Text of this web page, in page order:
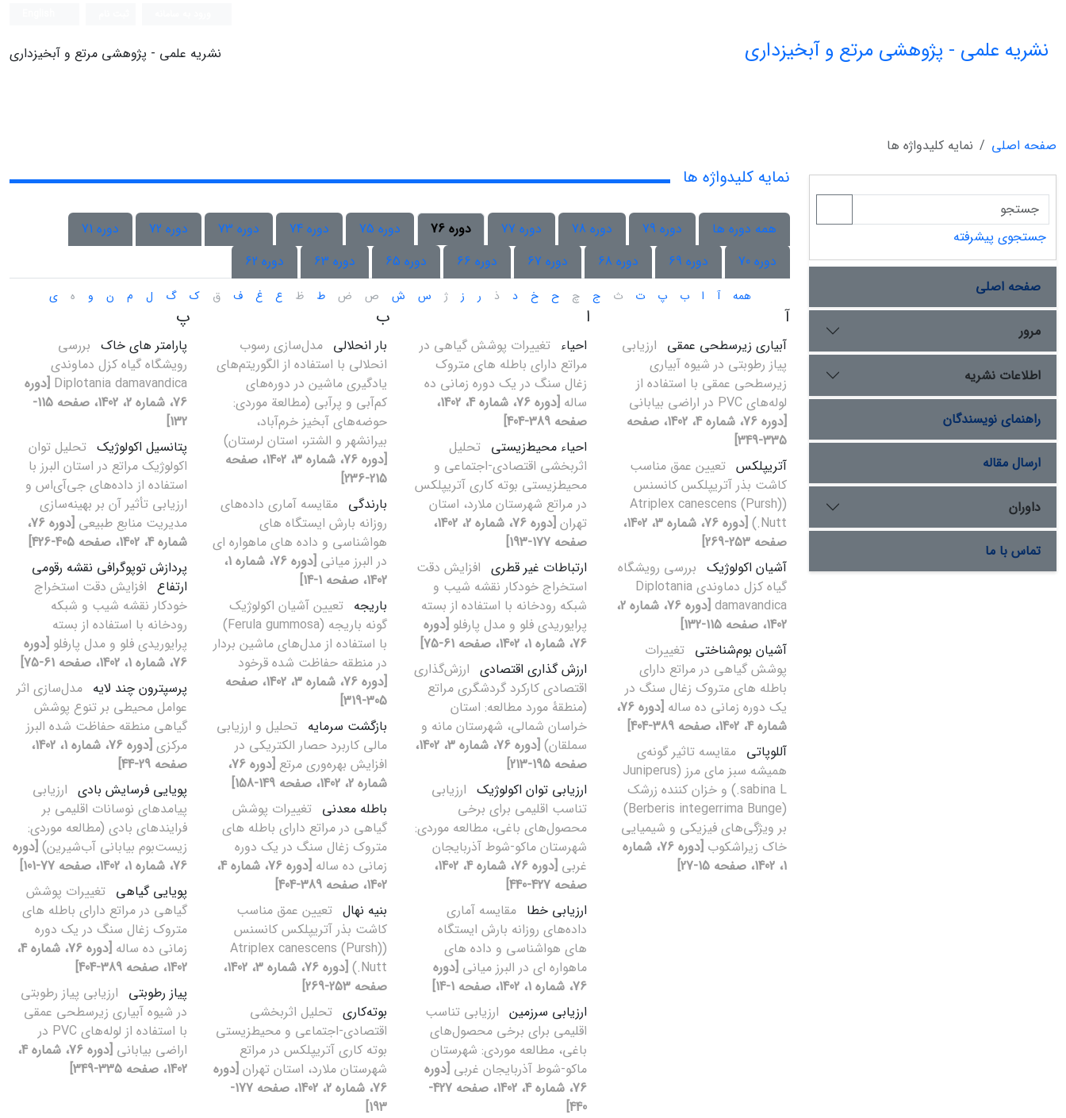
نشریه علمی - پژوهشی مرتع و آبخیزداری نشریه علمی - پژوهشی مرتع و آبخیزداری
صفحه اصلی نمایه کلیدواژه ها
جستجوی پیشرفته
صفحه اصلی
مرور
اطلاعات نشریه
راهنمای نویسندگان
ارسال مقاله
داوران
تماس با ما
نمایه کلیدواژه ها
همه دوره ها دوره 79 دوره 78 دوره 77 دوره 76 دوره 75 دوره 74 دوره 73 دوره 72
دوره 71
دوره 70
دوره 69 دوره 68 دوره 67 دوره 66 دوره 65 دوره 63 دوره 62
همه آ ا ب پ ت ث ج چ ح خ د ذ ر ز ژ س ش ص ض ط ظ ع غ ف ق ک گ ل م ن و ه ی
آ
آبیاری زیرسطحی عمقی ارزیابی
پیاز رطوبتی در شیوه آبیاری
زیرسطحی عمقی با استفاده از
لوله‌های PVC در اراضی بیابانی
[دوره 76، شماره 4، 1402، صفحه
335-349]
آتریپلکس تعیین عمق مناسب
کاشت بذر آتریپلکس کانسنس
(Atriplex canescens (Pursh)
Nutt.)
[دوره 76، شماره 3، 1402،
صفحه 253-269]
آشیان اکولوژیک بررسی رویشگاه
گیاه کزل دماوندی ‏Diplotania
damavandica
[دوره 76، شماره 2،
1402، صفحه 115-132]
آشیان بوم‌شناختی تغییرات
پوشش گیاهی در مراتع دارای
باطله های متروک زغال سنگ در
یک دوره زمانی ده ساله
[دوره 76،
شماره 4، 1402، صفحه 389-404]
آللوپاتی مقایسه تاثیر گونه‌ی
همیشه سبز مای مرز (Juniperus
sabina L.) و خزان کننده زرشک
(Berberis integerrima Bunge)
بر ویژگی‌های فیزیکی و شیمیایی
خاک زیراشکوب
[دوره 76، شماره
1، 1402، صفحه 15-27]
ا
احیاء تغییرات پوشش گیاهی در
مراتع دارای باطله های متروک
زغال سنگ در یک دوره زمانی ده
ساله
[دوره 76، شماره 4، 1402،
صفحه 389-404]
احیاء محیط‌زیستی تحلیل
اثربخشی اقتصادی-اجتماعی و
محیطزیستی بوته کاری آتریپلکس
در مراتع شهرستان ملارد، استان
تهران
[دوره 76، شماره 2، 1402،
صفحه 177-193]
ارتباطات غیر قطری افزایش دقت
استخراج خودکار نقشه شیب و
شبکه رودخانه با استفاده از بسته
پرایوریدی فلو و مدل پارفلو [دوره
76، شماره 1، 1402، صفحه 61-75]
ارزش گذاری اقتصادی ارزش‌گذاری
اقتصادی کارکرد گردشگری مراتع
(منطقۀ مورد مطالعه: استان
خراسان شمالی، شهرستان مانه و
سملقان)
[دوره 76، شماره 3، 1402،
صفحه 195-213]
ارزیابی توان اکولوژیک ارزیابی
تناسب اقلیمی برای برخی
محصول‌های باغی، مطالعه موردی:
شهرستان ماکو-شوط آذربایجان
غربی
[دوره 76، شماره 4، 1402،
صفحه 427-440]
ارزیابی خطا مقایسه آماری
داده‌های روزانه بارش ایستگاه
های هواشناسی و داده های
ماهواره ای در البرز میانی [دوره
76، شماره 1، 1402، صفحه 1-14]
ارزیابی سرزمین ارزیابی تناسب
اقلیمی برای برخی محصول‌های
باغی، مطالعه موردی: شهرستان
ماکو-شوط آذربایجان غربی [دوره
76، شماره 4، 1402، صفحه 427-
440]
ب
بار انحلالی مدل‌سازی رسوب
انحلالی با استفاده از الگوریتم‌های
یادگیری ماشین در دوره‌های
کم‌آبی و پرآبی (مطالعة موردی:
حوضه‌های آبخیز خرم‌آباد،
بیرانشهر و الشتر، استان لرستان)
[دوره 76، شماره 3، 1402، صفحه
215-236]
بارندگی مقایسه آماری داده‌های
روزانه بارش ایستگاه های
هواشناسی و داده های ماهواره ای
در البرز میانی
[دوره 76، شماره 1،
1402، صفحه 1-14]
باریجه تعیین آشیان اکولوژیک
گونه باریجه (Ferula gummosa)
با استفاده از مدل‌های ماشین بردار
در منطقه حفاظت شده قرخود
[دوره 76، شماره 3، 1402، صفحه
305-319]
بازگشت سرمایه تحلیل و ارزیابی
مالی کاربرد حصار الکتریکی در
افزایش بهره‌وری مرتع
[دوره 76،
شماره 2، 1402، صفحه 149-158]
باطله معدنی تغییرات پوشش
گیاهی در مراتع دارای باطله های
متروک زغال سنگ در یک دوره
زمانی ده ساله
[دوره 76، شماره 4،
1402، صفحه 389-404]
بنیه نهال تعیین عمق مناسب
کاشت بذر آتریپلکس کانسنس
(Atriplex canescens (Pursh)
Nutt.)
[دوره 76، شماره 3، 1402،
صفحه 253-269]
بوته‌کاری تحلیل اثربخشی
اقتصادی-اجتماعی و محیطزیستی
بوته کاری آتریپلکس در مراتع
شهرستان ملارد، استان تهران [دوره
76، شماره 2، 1402، صفحه 177-
193]
پ
پارامتر های خاک بررسی
رویشگاه گیاه کزل دماوندی
[دوره
76، شماره 2، 1402، صفحه 115-
132]
پتانسیل اکولوژیک تحلیل توان
اکولوژیک مراتع در استان البرز با
استفاده از داده‌های جی‌آی‌اس و
ارزیابی تأثیر آن بر بهینه‌سازی
مدیریت منابع طبیعی
[دوره 76،
شماره 4، 1402، صفحه 405-426]
پردازش توپوگرافی نقشه رقومی
ارتفاع افزایش دقت استخراج
خودکار نقشه شیب و شبکه
رودخانه با استفاده از بسته
پرایوریدی فلو و مدل پارفلو [دوره
76، شماره 1، 1402، صفحه 61-75]
پرسپترون چند لایه مدل‌سازی اثر
عوامل محیطی بر تنوع پوشش
گیاهی منطقه حفاظت ‌شده البرز
مرکزی
[دوره 76، شماره 1، 1402،
صفحه 29-44]
پویایی فرسایش بادی ارزیابی
پیامدهای نوسانات اقلیمی بر
فرایندهای بادی (مطالعه موردی:
زیست‌بوم بیابانی آب‌شیرین) [دوره
76، شماره 1، 1402، صفحه 77-101]
پویایی گیاهی تغییرات پوشش
گیاهی در مراتع دارای باطله های
متروک زغال سنگ در یک دوره
زمانی ده ساله
[دوره 76، شماره 4،
1402، صفحه 389-404]
پیاز رطوبتی ارزیابی پیاز رطوبتی
در شیوه آبیاری زیرسطحی عمقی
با استفاده از لوله‌های PVC در
اراضی بیابانی
[دوره 76، شماره 4،
1402، صفحه 335-349]